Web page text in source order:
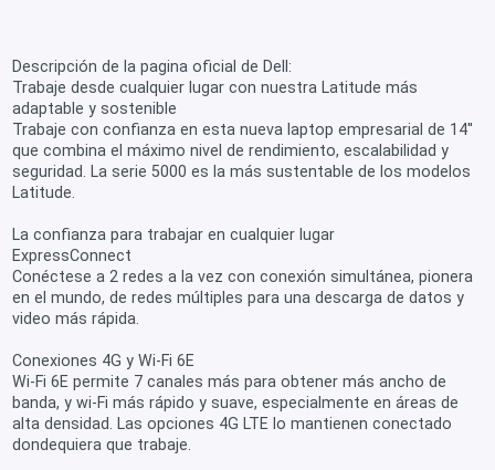
Descripción de la pagina oficial de Dell:
Trabaje desde cualquier lugar con nuestra Latitude más
adaptable y sostenible
Trabaje con confianza en esta nueva laptop empresarial de 14''
que combina el máximo nivel de rendimiento, escalabilidad y
seguridad. La serie 5000 es la más sustentable de los modelos
Latitude.
La confianza para trabajar en cualquier lugar
ExpressConnect
Conéctese a 2 redes a la vez con conexión simultánea, pionera
en el mundo, de redes múltiples para una descarga de datos y
video más rápida.
Conexiones 4G y Wi-Fi 6E
Wi-Fi 6E permite 7 canales más para obtener más ancho de
banda, y wi-Fi más rápido y suave, especialmente en áreas de
alta densidad. Las opciones 4G LTE lo mantienen conectado
dondequiera que trabaje.